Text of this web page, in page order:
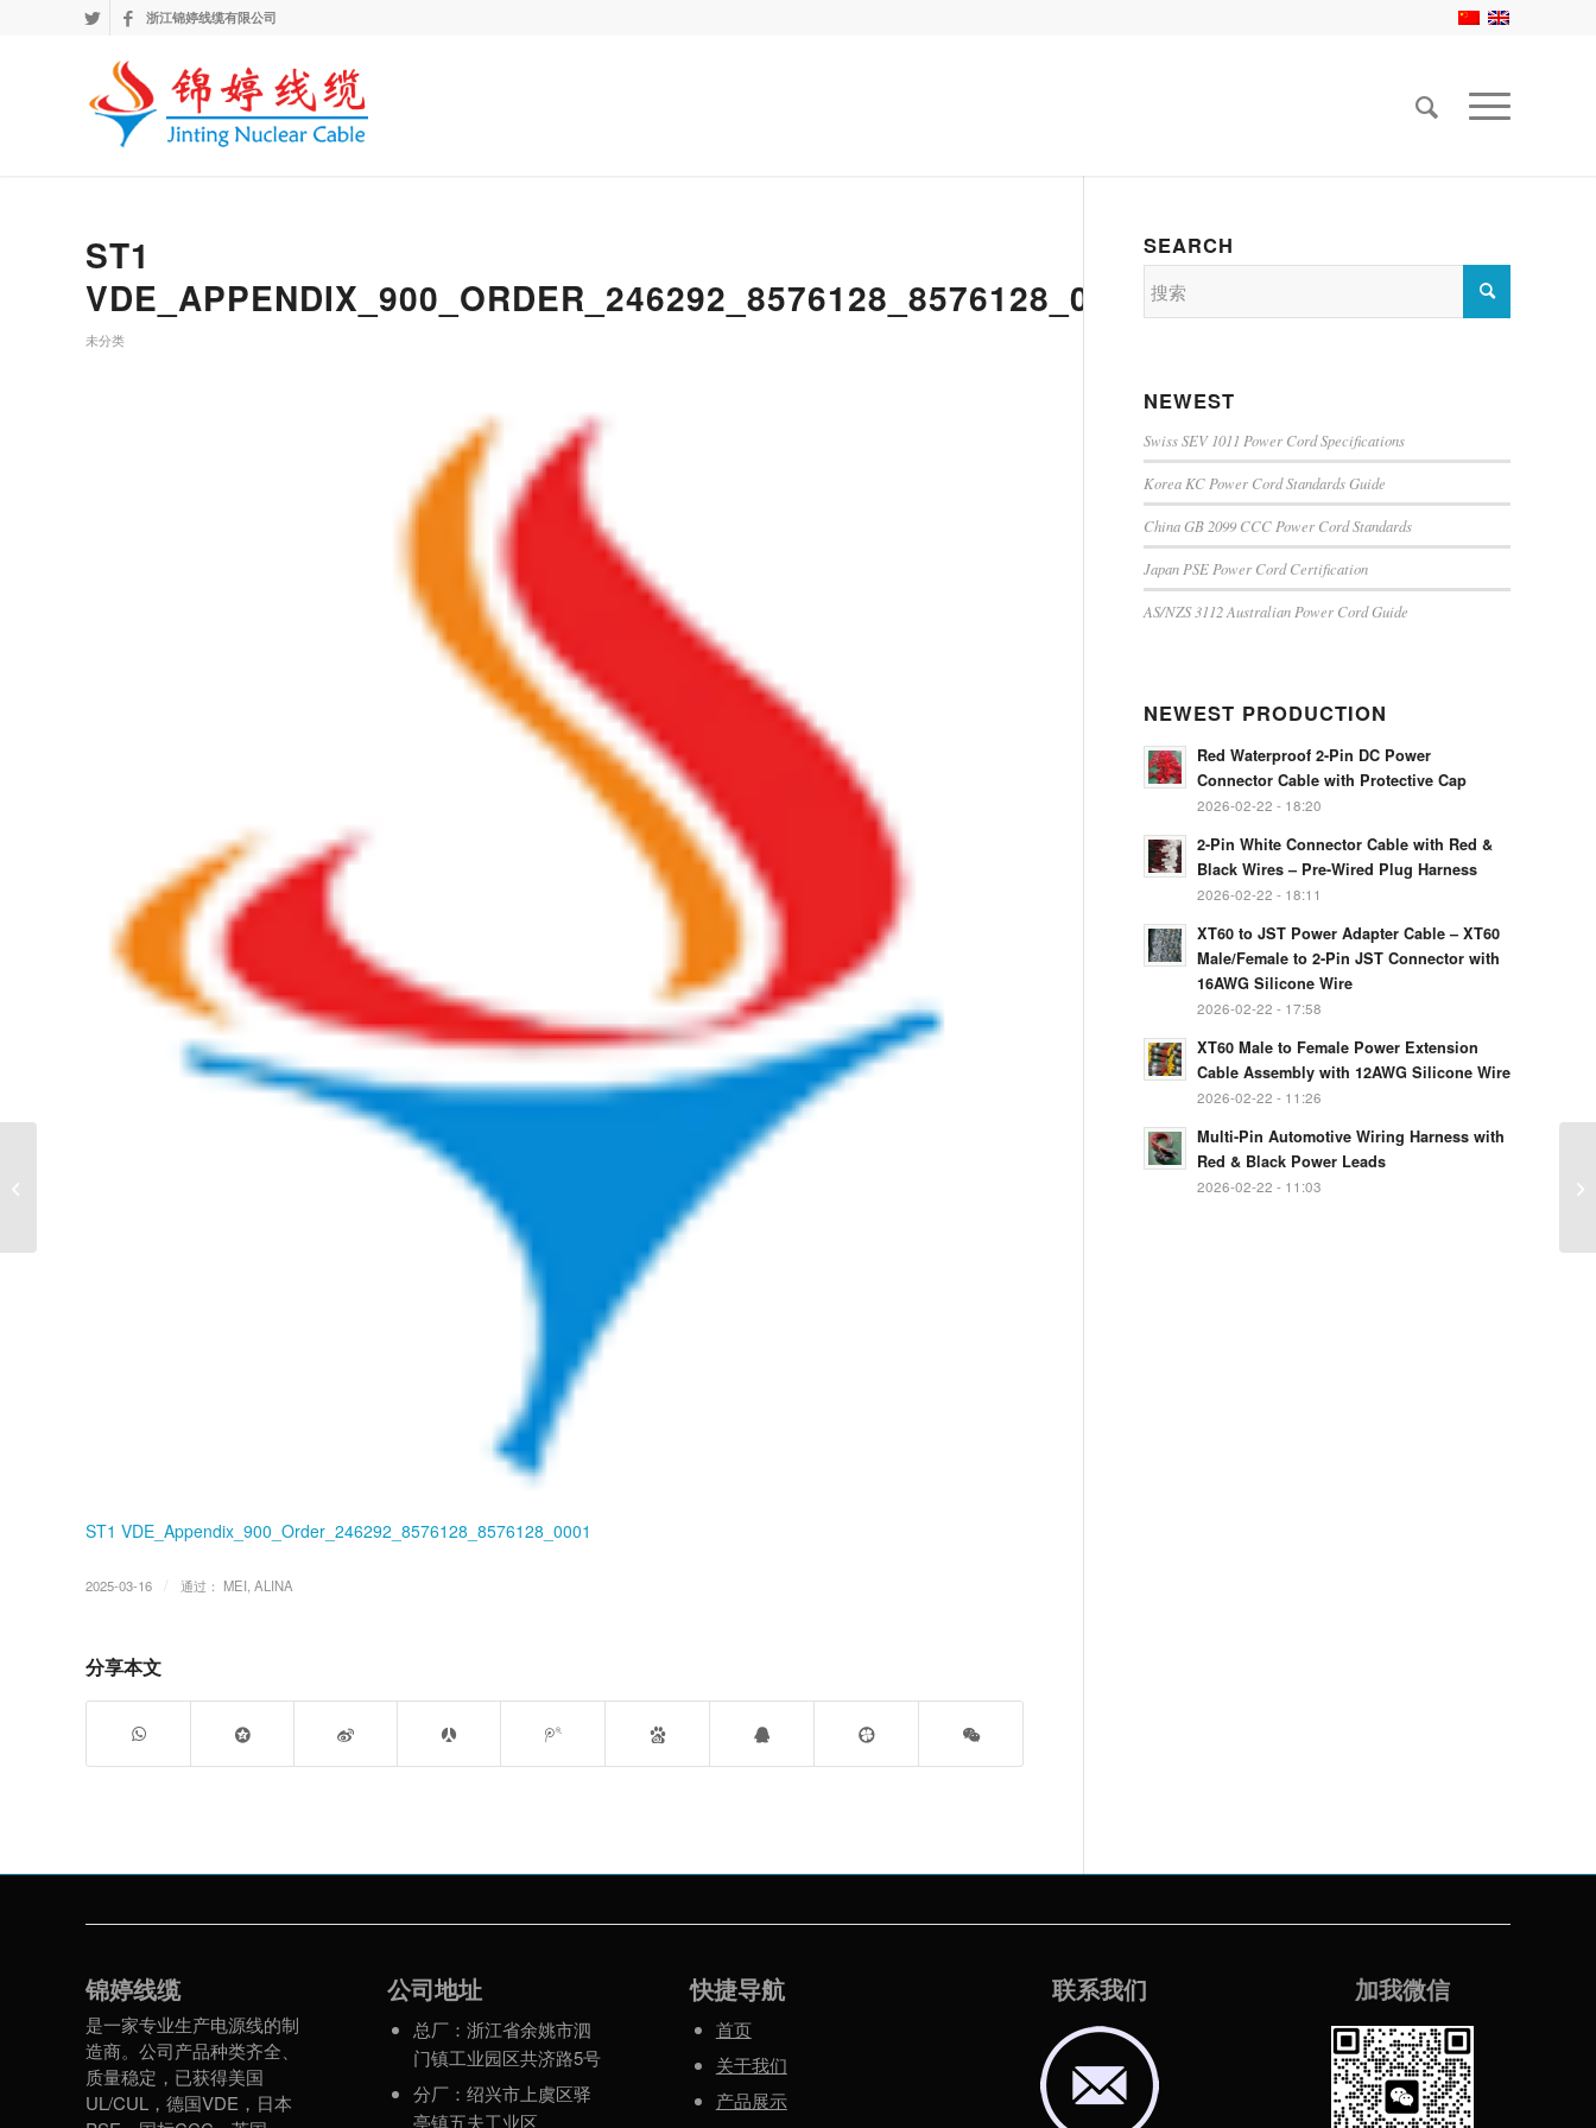
浙江锦婷线缆有限公司
ST1
VDE_APPENDIX_900_ORDER_246292_8576128_8576128_0001
未分类
ST1 VDE_Appendix_900_Order_246292_8576128_8576128_0001
2025-03-16 通过： MEI, ALINA
分享本文
SEARCH
NEWEST
Swiss SEV 1011 Power Cord Specifications
Korea KC Power Cord Standards Guide
China GB 2099 CCC Power Cord Standards
Japan PSE Power Cord Certification
AS/NZS 3112 Australian Power Cord Guide
NEWEST PRODUCTION
Red Waterproof 2-Pin DC Power
Connector Cable with Protective Cap
2026-02-22 - 18:20
2-Pin White Connector Cable with Red &
Black Wires – Pre-Wired Plug Harness
2026-02-22 - 18:11
XT60 to JST Power Adapter Cable – XT60
Male/Female to 2-Pin JST Connector with
16AWG Silicone Wire
2026-02-22 - 17:58
XT60 Male to Female Power Extension
Cable Assembly with 12AWG Silicone Wire
2026-02-22 - 11:26
Multi-Pin Automotive Wiring Harness with
Red & Black Power Leads
2026-02-22 - 11:03
锦婷线缆
是一家专业生产电源线的制
造商。公司产品种类齐全、
质量稳定，已获得美国
UL/CUL，德国VDE，日本
公司地址
总厂：浙江省余姚市泗
门镇工业园区共济路5号
分厂：绍兴市上虞区驿
亭镇五夫工业区
快捷导航
首页
关于我们
产品展示
联系我们 加我微信